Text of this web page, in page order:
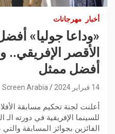
أخبار مهرجانات
«وداعا جوليا»
الأقصر
أفضل ممثل
14 فبراير 2024 Screen Arabia
أعلنت لجنة تحكيم مسابقة
للسينما الإفريقية في دورته
الفائزين بجوائز المسابقة